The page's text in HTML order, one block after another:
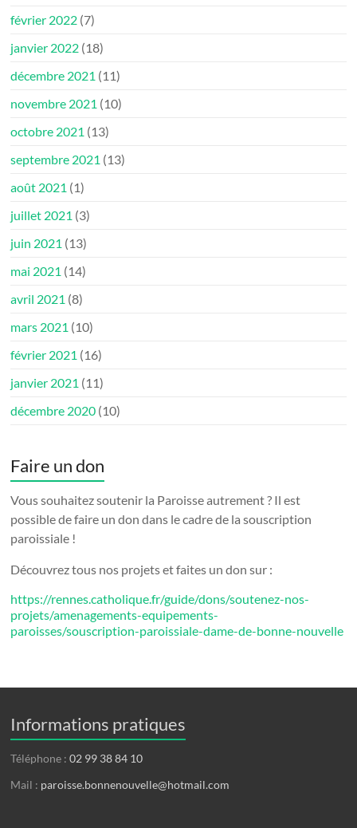
février 2022 (7)
janvier 2022 (18)
décembre 2021 (11)
novembre 2021 (10)
octobre 2021 (13)
septembre 2021 (13)
août 2021 (1)
juillet 2021 (3)
juin 2021 (13)
mai 2021 (14)
avril 2021 (8)
mars 2021 (10)
février 2021 (16)
janvier 2021 (11)
décembre 2020 (10)
Faire un don
Vous souhaitez soutenir la Paroisse autrement ? Il est
possible de faire un don dans le cadre de la souscription
paroissiale !
Découvrez tous nos projets et faites un don sur :
https://rennes.catholique.fr/guide/dons/soutenez-nos-
projets/amenagements-equipements-
paroisses/souscription-paroissiale-dame-de-bonne-nouvelle
Informations pratiques
Téléphone :02 99 38 84 10
Mail : paroisse.bonnenouvelle@hotmail.com